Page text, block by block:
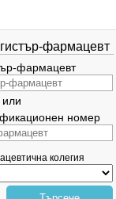
фармацевт
фармацевт
или
номер
колегия